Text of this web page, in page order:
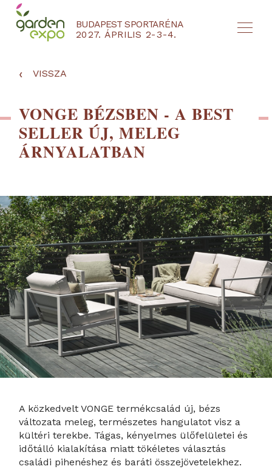
BUDAPEST SPORTARÉNA
2027. ÁPRILIS 2-3-4.
NYEREMÉNYJÁTÉK / REGISZTRÁCIÓ
‹ VISSZA
VONGE BÉZSBEN - A BEST
SELLER ÚJ, MELEG
ÁRNYALATBAN
A közkedvelt VONGE termékcsalád új, bézs
változata meleg, természetes hangulatot visz a
kültéri terekbe. Tágas, kényelmes ülőfelületei és
időtálló kialakítása miatt tökéletes választás
családi pihenéshez és baráti összejövetelekhez.